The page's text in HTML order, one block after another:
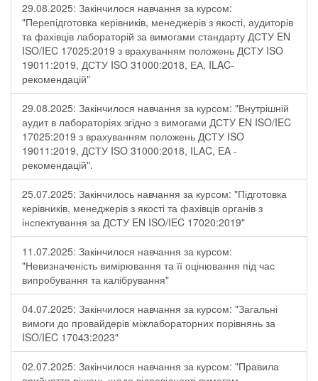
29.08.2025: Закінчилося навчання за курсом:
"Перепідготовка керівників, менеджерів з якості, аудиторів
та фахівців лабораторій за вимогами стандарту ДСТУ EN
ISO/IEC 17025:2019 з врахуванням положень ДСТУ ISO
19011:2019, ДСТУ ISO 31000:2018, ЕА, ILAC-
рекомендацій"
29.08.2025: Закінчилося навчання за курсом: "Внутрішній
аудит в лабораторіях згідно з вимогами ДСТУ EN ISO/IEC
17025:2019 з врахуванням положень ДСТУ ISO
19011:2019, ДСТУ ISO 31000:2018, ILAC, EA -
рекомендацій".
25.07.2025: Закінчилось навчання за курсом: "Підготовка
керівників, менеджерів з якості та фахівців органів з
інспектування за ДСТУ EN ISO/IEC 17020:2019"
11.07.2025: Закінчилося навчання за курсом:
"Невизначеність вимірювання та її оцінювання під час
випробування та калібрування"
04.07.2025: Закінчилося навчання за курсом: "Загальні
вимоги до провайдерів міжлабораторних порівнянь за
ISO/IEC 17043:2023"
02.07.2025: Закінчилося навчання за курсом: "Правила